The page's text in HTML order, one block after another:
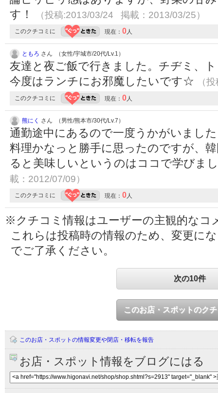
す！
（投稿:2013/03/24 掲載：2013/03/25）
このクチコミに 現在： 0 人
ともろ さん （女性/宇城市/20代/Lv.1）
友達と夜ご飯で行きました。チヂミ、
今度はランチにお邪魔したいです☆
（
このクチコミに 現在： 0 人
熊にく さん （男性/熊本市/30代/Lv.7）
通勤途中にあるので一度うかがいまし
料理かなっと勝手に思ったのですが、
ると美味しいというのはココで学びま
載：2012/07/09）
このクチコミに 現在： 0 人
※クチコミ情報はユーザーの主観的なコ
これらは投稿時の情報のため、変更に
でご了承ください。
次の10件
このお店・スポットのク
このお店・スポットの情報変更や閉店・移転を報告
お店・スポット情報をブログにはる